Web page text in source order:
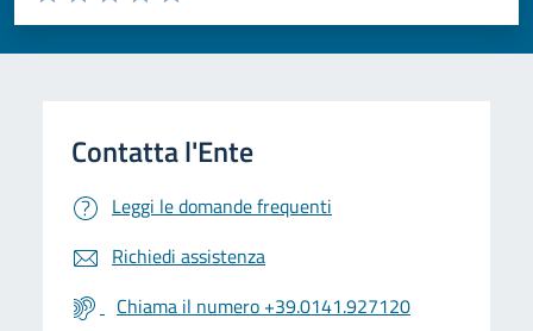
Valuta 5 stelle su 5
Valuta 4 stelle su 5
Valuta 3 stelle su 5
Valuta 2 stelle su 5
Valuta 1 stelle su 5
Leggi le domande frequenti
Richiedi assistenza
Chiama il numero +39.0141.927120